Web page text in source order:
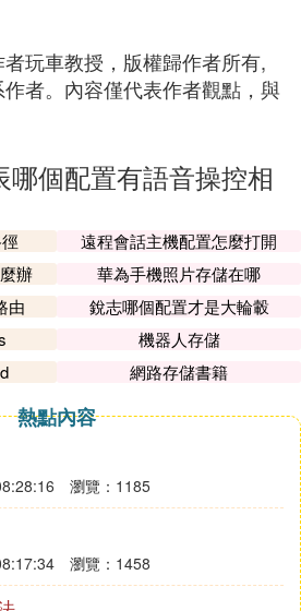
者玩車教授，版權歸作者所有,
者。內容僅代表作者觀點，與
個配置有語音操控相
遠程會話主機配置怎麼打開
辦
華為手機照片存儲在哪
由
銳志哪個配置才是大輪轂
機器人存儲
網路存儲書籍
熱點內容
瀏覽：1185
瀏覽：1458